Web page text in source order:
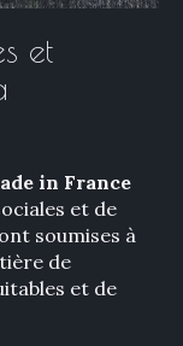
et
in France
et de
soumises à
de
et de